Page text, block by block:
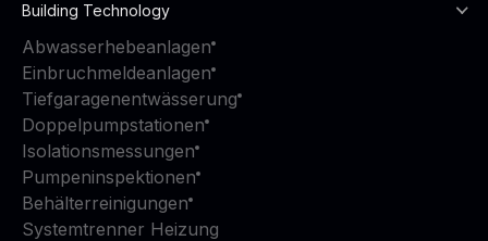
Building Technology
Abwasserhebeanlagen
Einbruchmeldeanlagen
Tiefgaragenentwässerung
Doppelpumpstationen
Isolationsmessungen
Pumpeninspektionen
Behälterreinigungen
Systemtrenner Heizung